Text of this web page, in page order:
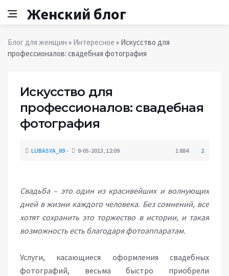
Женский блог
Блог для женщин » Интересное » Искусство для
профессионалов: свадебная фотография
Искусство для
профессионалов: свадебная
фотография
LUBASYA_89 9-05-2013, 12:09 1 884 2
Свадьба – это один из красивейших и волнующих
дней в жизни каждого человека. Без сомнений, все
хотят сохранить это торжество в истории, и такая
возможность есть благодаря фотоаппаратам.
Услуги, касающиеся оформления свадебных
фотографий, весьма быстро приобрели